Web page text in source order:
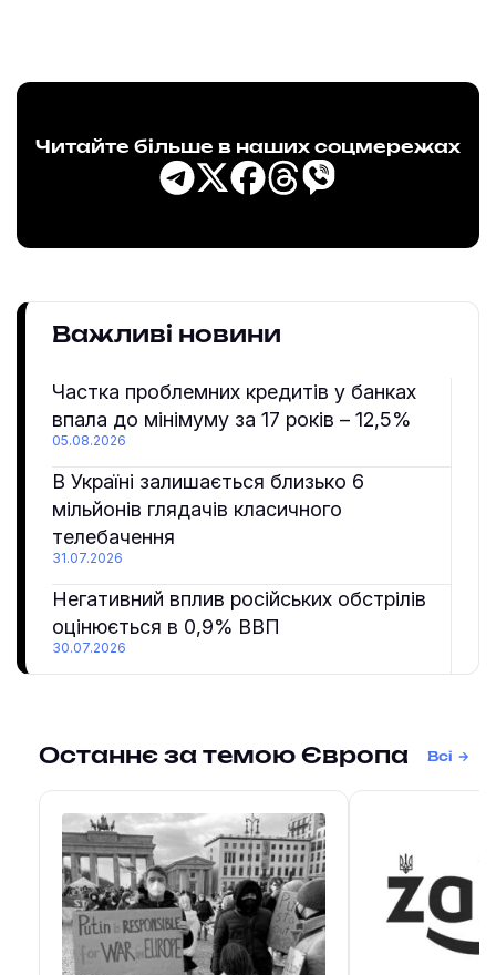
Читайте більше в наших соцмережах
Важливі новини
Частка проблемних кредитів у банках
впала до мінімуму за 17 років – 12,5%
05.08.2026
В Україні залишається близько 6
мільйонів глядачів класичного
телебачення
31.07.2026
Негативний вплив російських обстрілів
оцінюється в 0,9% ВВП
30.07.2026
Останнє за темою Європа Всі